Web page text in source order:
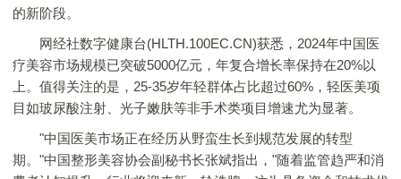
的新阶段。
网经社数字健康台(HLTH.100EC.CN)获悉，2024年中国医
疗美容市场规模已突破5000亿元，年复合增长率保持在20%以
上。值得关注的是，25-35岁年轻群体占比超过60%，轻医美项
目如玻尿酸注射、光子嫩肤等非手术类项目增速尤为显著。
"中国医美市场正在经历从野蛮生长到规范发展的转型
期。"中国整形美容协会副秘书长张斌指出，"随着监管趋严和消